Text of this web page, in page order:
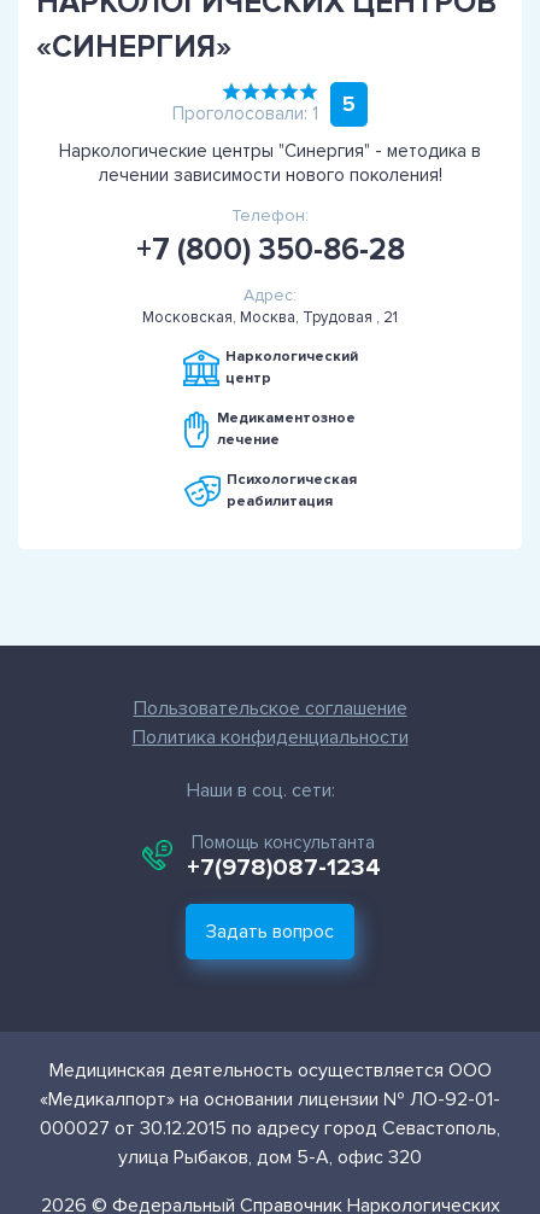
«СИНЕРГИЯ»
Проголосовали: 1 5
Наркологические центры "Синергия" - методика в
лечении зависимости нового поколения!
Телефон:
+7 (800) 350-86-28
Адрес:
Московская, Москва, Трудовая , 21
Наркологический
центр
Медикаментозное
лечение
Психологическая
реабилитация
Пользовательское соглашение
Политика конфиденциальности
Наши в соц. сети:
Помощь консультанта
+7(978)087-1234
Задать вопрос
Медицинская деятельность осуществляется ООО
«Медикалпорт» на основании лицензии № ЛО-92-01-
000027 от 30.12.2015 по адресу город Севастополь,
улица Рыбаков, дом 5-А, офис 320
2026 © Федеральный Справочник Наркологических